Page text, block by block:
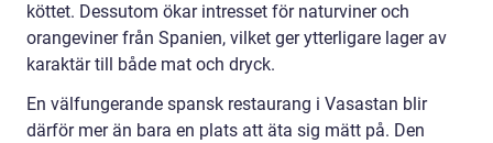
köttet. Dessutom ökar intresset för naturviner och
orangeviner från Spanien, vilket ger ytterligare lager av
karaktär till både mat och dryck.
En välfungerande spansk restaurang i Vasastan blir
därför mer än bara en plats att äta sig mätt på. Den